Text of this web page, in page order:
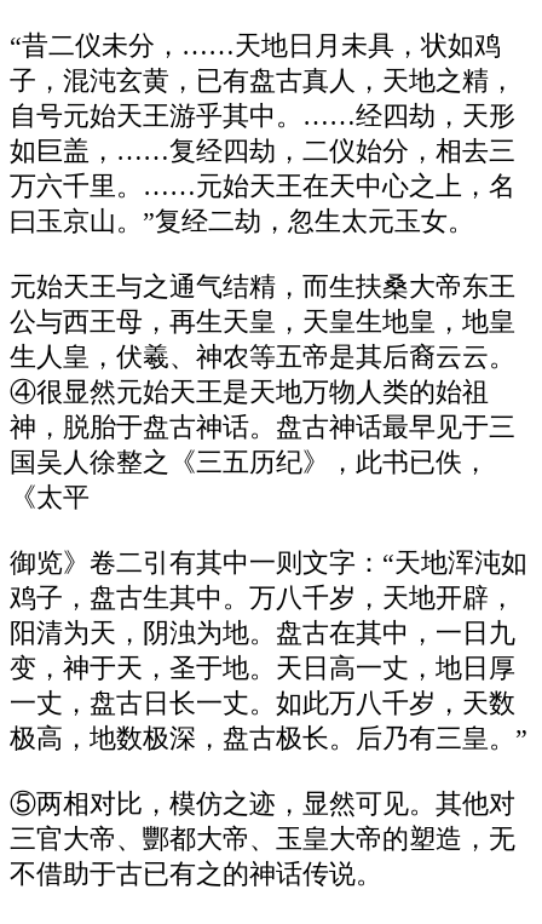
“昔二仪未分，……天地日月未具，状如鸡
子，混沌玄黄，已有盘古真人，天地之精，
自号元始天王游乎其中。……经四劫，天形
如巨盖，……复经四劫，二仪始分，相去三
万六千里。……元始天王在天中心之上，名
曰玉京山。”复经二劫，忽生太元玉女。
元始天王与之通气结精，而生扶桑大帝东王
公与西王母，再生天皇，天皇生地皇，地皇
生人皇，伏羲、神农等五帝是其后裔云云。
④很显然元始天王是天地万物人类的始祖
神，脱胎于盘古神话。盘古神话最早见于三
国吴人徐整之《三五历纪》，此书已佚，
《太平
御览》卷二引有其中一则文字：“天地浑沌如
鸡子，盘古生其中。万八千岁，天地开辟，
阳清为天，阴浊为地。盘古在其中，一日九
变，神于天，圣于地。天日高一丈，地日厚
一丈，盘古日长一丈。如此万八千岁，天数
极高，地数极深，盘古极长。后乃有三皇。”
⑤两相对比，模仿之迹，显然可见。其他对
三官大帝、酆都大帝、玉皇大帝的塑造，无
不借助于古已有之的神话传说。